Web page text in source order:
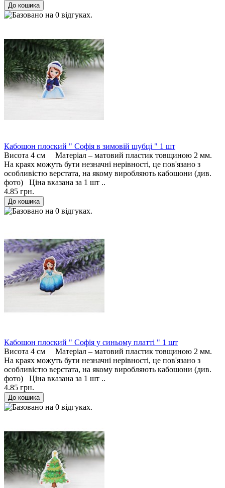
Кабошон плоский " Софія в зимовій шубці " 1 шт
Висота 4 см Матеріал – матовий пластик товщиною 2 мм.
На краях можуть бути незначні нерівності, це пов'язано з
особливістю верстата, на якому виробляють кабошони (див.
фото) Ціна вказана за 1 шт ..
4.85 грн.
Кабошон плоский " Софія у синьому платті " 1 шт
Висота 4 см Матеріал – матовий пластик товщиною 2 мм.
На краях можуть бути незначні нерівності, це пов'язано з
особливістю верстата, на якому виробляють кабошони (див.
фото) Ціна вказана за 1 шт ..
4.85 грн.